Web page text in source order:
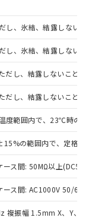
し、氷結、結露しないこ
し、氷結、結露しないこ
だし、結露しないこと)
だし、結露しないこと)
度範囲内で、23℃時の
の範囲内で、定格
ース間: 50MΩ以上
ース間: AC1000V 50/
複振幅 1.5mm X、Y、Z
のうえ
事業取扱
準価格
もので
中には、
品もある
結果は、
社内デー
商品で
）の非含
物質）の
出す予
物質）の
認中の
で、有
として
などや
RoHSの
RoHSの
。
へお問
、外国
る商品
を輸出